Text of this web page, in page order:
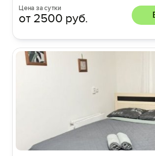
Цена за сутки
от 2500 руб.